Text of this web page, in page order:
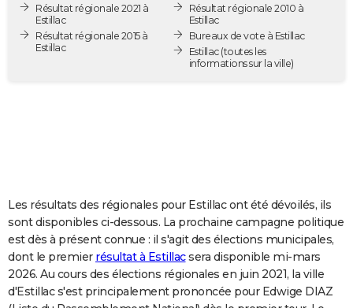
Destinations
City break
Voyage nature
Voyage de noces
Forum
PHOTO
GUIDES D'ACHAT
COPAINS D'AVANT
S'inscrire
Se connecter
Lycées
Collèges
Primaires
Universités
Entreprises
Service militaire
Avis de recherche
AVIS DE DÉCÈS
FORUM
Bricolage
Lifestyle
Culture
Sport
Auto
Television
Voyage
Cinema
Résultat régionale 2021 à
Estillac
Résultat régionale 2015 à
Estillac
Résultat régionale 2010 à
Estillac
Bureaux de vote à Estillac
Estillac(toutes les
informations sur la ville)
Les résultats des régionales pour Estillac ont été dévoilés, ils
sont disponibles ci-dessous. La prochaine campagne politique
est dès à présent connue : il s'agit des élections municipales,
dont le premier résultat à Estillacsera disponible mi-mars
2026. Au cours des élections régionales en juin 2021, la ville
d'Estillac s'est principalement prononcée pour Edwige DIAZ